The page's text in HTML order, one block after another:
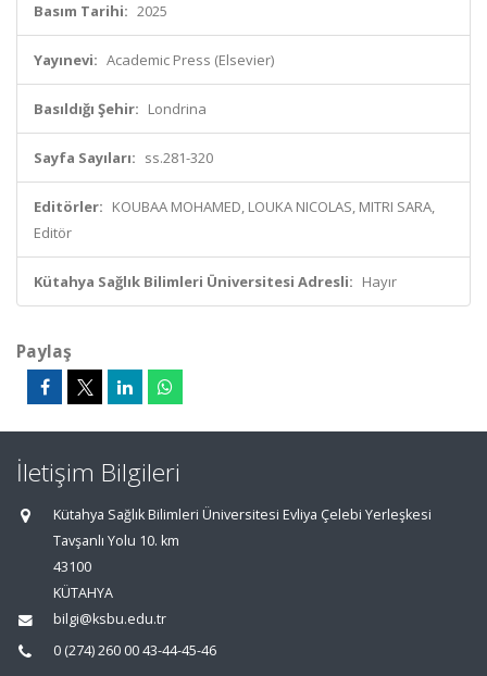
Basım Tarihi: 2025
Yayınevi: Academic Press (Elsevier)
Basıldığı Şehir: Londrina
Sayfa Sayıları: ss.281-320
Editörler: KOUBAA MOHAMED, LOUKA NICOLAS, MITRI SARA,
Editör
Kütahya Sağlık Bilimleri Üniversitesi Adresli: Hayır
Paylaş
İletişim Bilgileri
Kütahya Sağlık Bilimleri Üniversitesi Evliya Çelebi Yerleşkesi
Tavşanlı Yolu 10. km
43100
KÜTAHYA
bilgi@ksbu.edu.tr
0 (274) 260 00 43-44-45-46